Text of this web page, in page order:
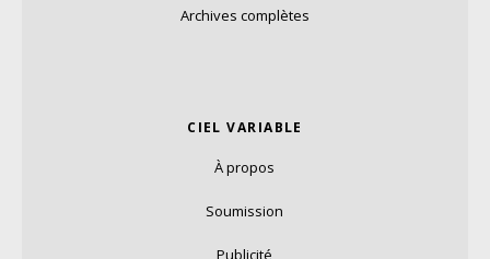
Archives complètes
CIEL VARIABLE
À propos
Soumission
Publicité